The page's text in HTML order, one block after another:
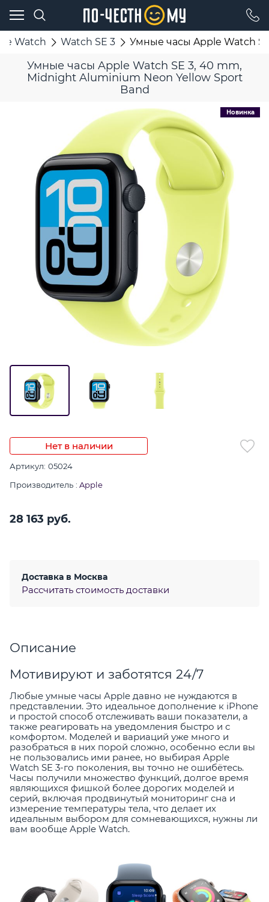
Watch Watch SE 3 Умные часы Apple Watch
Умные часы Apple Watch SE 3, 40 mm,
Midnight Aluminium Neon Yellow Sport
Band
Новинка
Нет в наличии
Артикул: 05024
Производитель : Apple
28 163 руб.
Доставка в Москва
Рассчитать стоимость доставки
Описание
Мотивируют и заботятся 24/7
Любые умные часы Apple давно не нуждаются в
представлении. Это идеальное дополнение к iPhone
и простой способ отслеживать ваши показатели, а
также реагировать на уведомления быстро и с
комфортом. Моделей и вариаций уже много и
разобраться в них порой сложно, особенно если вы
не пользовались ими ранее, но выбирая Apple
Watch SE 3-го поколения, вы точно не ошибётесь.
Часы получили множество функций, долгое время
являющихся фишкой более дорогих моделей и
серий, включая продвинутый мониторинг сна и
измерение температуры тела, что делает их
идеальным выбором для сомневающихся, нужны ли
вам вообще Apple Watch.